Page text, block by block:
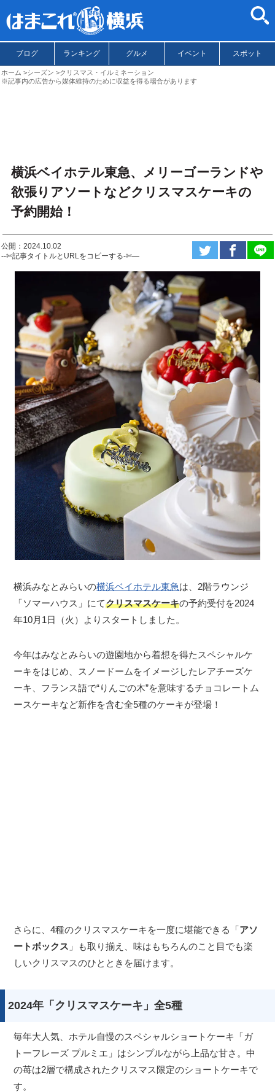
ブログ ランキング グルメ イベント スポット
ホーム シーズン
クリスマス・イルミネーション
※記事内の広告から媒体維持のために収益を得る場合があります
横浜ベイホテル東急、メリーゴーランドや
欲張りアソートなどクリスマスケーキの
予約開始！
公開：2024.10.02
--✄記事タイトルとURLをコピーする-✄—
横浜みなとみらいの横浜ベイホテル東急は、2階ラウンジ
「ソマーハウス」にてクリスマスケーキの予約受付を2024
年10月1日（火）よりスタートしました。
今年はみなとみらいの遊園地から着想を得たスペシャルケ
ーキをはじめ、スノードームをイメージしたレアチーズケ
ーキ、フランス語で“りんごの木”を意味するチョコレートム
ースケーキなど新作を含む全5種のケーキが登場！
さらに、4種のクリスマスケーキを一度に堪能できる「アソ
ートボックス 」も取り揃え、味はもちろんのこと目でも楽
しいクリスマスのひとときを届けます。
2024年「クリスマスケーキ」全5種
毎年大人気、ホテル自慢のスペシャルショートケーキ「ガ
トーフレーズ プルミエ」はシンプルながら上品な甘さ。中
の苺は2層で構成されたクリスマス限定のショートケーキで
す。